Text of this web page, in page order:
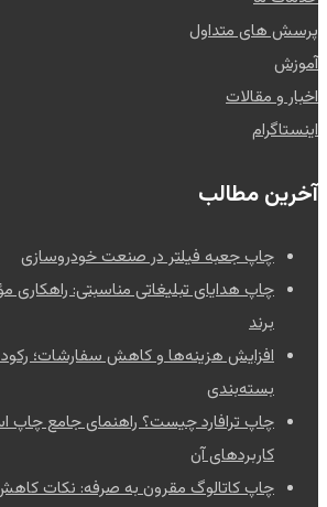
پرسش های متداول
آموزش
اخبار و مقالات
اینستاگرام
آخرین مطالب
چاپ جعبه فیلتر در صنعت خودروسازی
چاپ هدایای تبلیغاتی مناسبتی: راهکاری
برند
افزایش هزینه‌ها و کاهش سفارشات؛
بسته‌بندی
چاپ ترافارد چیست؟ راهنمای جامع چاپ
کاربردهای آن
چاپ کاتالوگ مقرون به صرفه: نکات